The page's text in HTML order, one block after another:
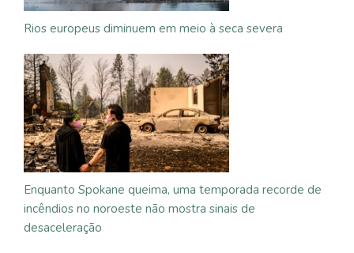
Rios europeus diminuem em meio à seca severa
Enquanto Spokane queima, uma temporada recorde de
incêndios no noroeste não mostra sinais de
desaceleração